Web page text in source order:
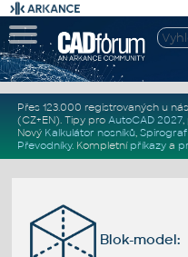
Přes 123.000 registrovaných u
(CZ+EN). Tipy pro AutoCAD 2027,
Nový Kalkulátor nosníků,
Převodníky. Kompletní příkazya
Blok-model: